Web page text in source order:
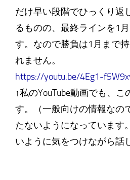
だけ早い段階でひっくり返
るものの、最終ラインを1
す。なので勝負は1月まで
れません。
https://youtu.be/4Eg1-
↑私のYouTube動画でも、こ
す。（一般向けの情報なの
たないようになっていま
いように気をつけながら話